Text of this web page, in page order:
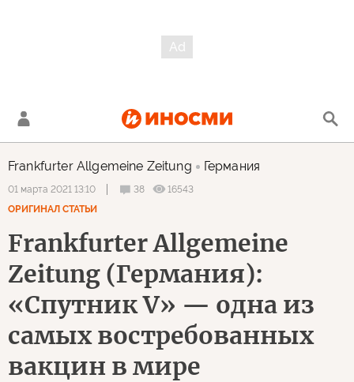
Frankfurter Allgemeine Zeitung Германия
01 марта 2021 13:10 38
16543
ОРИГИНАЛ СТАТЬИ
Frankfurter Allgemeine
Zeitung (Германия):
«Спутник V» — одна из
самых востребованных
вакцин в мире